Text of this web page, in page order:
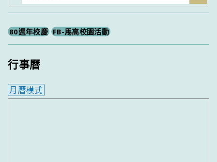
尋
80週年校慶 FB-馬高校園活動
行事曆
月曆模式